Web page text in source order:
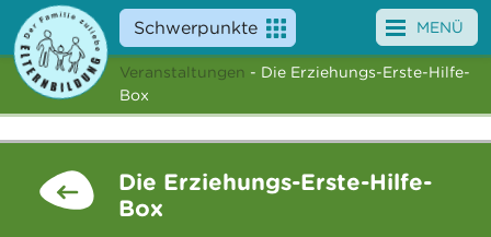
Schwerpunkte
Angebote
News
MENÜ
Veranstaltungen - Die Erziehungs-Erste-Hilfe-
Box
Die Erziehungs-Erste-Hilfe-
Box